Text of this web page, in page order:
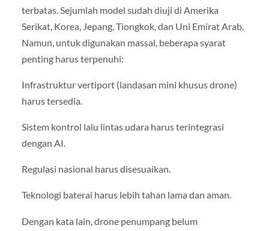
terbatas. Sejumlah model sudah diuji di Amerika
Serikat, Korea, Jepang, Tiongkok, dan Uni Emirat Arab.
Namun, untuk digunakan massal, beberapa syarat
penting harus terpenuhi:
Infrastruktur vertiport (landasan mini khusus drone)
harus tersedia.
Sistem kontrol lalu lintas udara harus terintegrasi
dengan AI.
Regulasi nasional harus disesuaikan.
Teknologi baterai harus lebih tahan lama dan aman.
Dengan kata lain, drone penumpang belum